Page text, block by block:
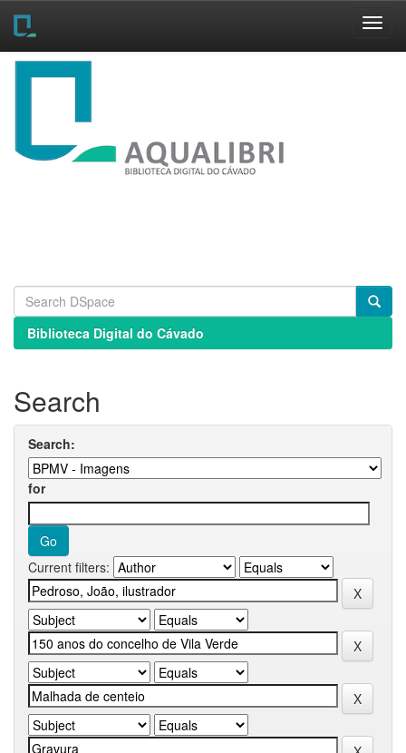
Skip
Biblioteca Digital do Cávado
Search
Search:
for
Current filters: